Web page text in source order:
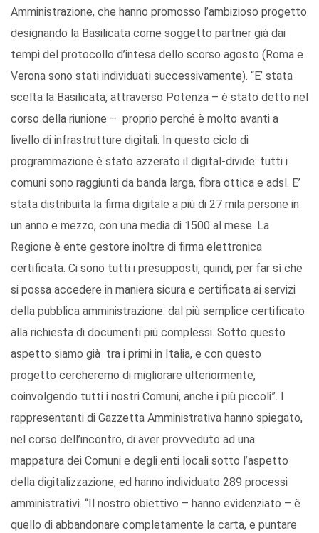
Amministrazione, che hanno promosso l’ambizioso progetto
designando la Basilicata come soggetto partner già dai
tempi del protocollo d’intesa dello scorso agosto (Roma e
Verona sono stati individuati successivamente). “E’ stata
scelta la Basilicata, attraverso Potenza – è stato detto nel
corso della riunione – proprio perché è molto avanti a
livello di infrastrutture digitali. In questo ciclo di
programmazione è stato azzerato il digital-divide: tutti i
comuni sono raggiunti da banda larga, fibra ottica e adsl. E’
stata distribuita la firma digitale a più di 27 mila persone in
un anno e mezzo, con una media di 1500 al mese. La
Regione è ente gestore inoltre di firma elettronica
certificata. Ci sono tutti i presupposti, quindi, per far sì che
si possa accedere in maniera sicura e certificata ai servizi
della pubblica amministrazione: dal più semplice certificato
alla richiesta di documenti più complessi. Sotto questo
aspetto siamo già tra i primi in Italia, e con questo
progetto cercheremo di migliorare ulteriormente,
coinvolgendo tutti i nostri Comuni, anche i più piccoli”. I
rappresentanti di Gazzetta Amministrativa hanno spiegato,
nel corso dell’incontro, di aver provveduto ad una
mappatura dei Comuni e degli enti locali sotto l’aspetto
della digitalizzazione, ed hanno individuato 289 processi
amministrativi. “Il nostro obiettivo – hanno evidenziato – è
quello di abbandonare completamente la carta, e puntare